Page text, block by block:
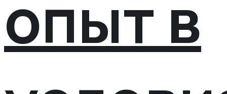
опыт в